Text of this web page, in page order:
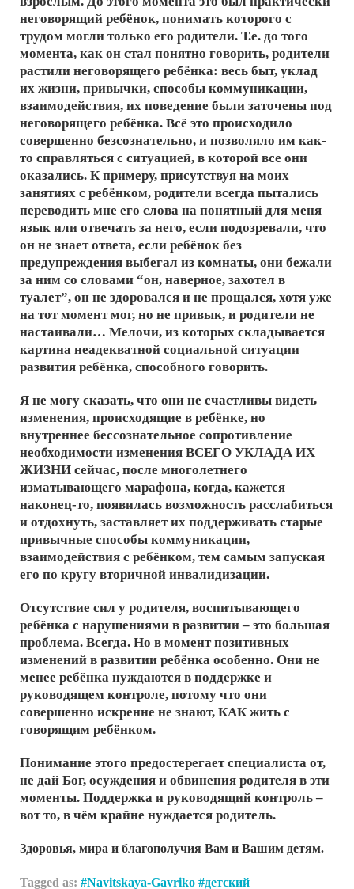
неговорящий ребёнок, понимать которого с
трудом могли только его родители. Т.е. до того
момента, как он стал понятно говорить, родители
растили неговорящего ребёнка: весь быт, уклад
их жизни, привычки, способы коммуникации,
взаимодействия, их поведение были заточены под
неговорящего ребёнка. Всё это происходило
совершенно безсознательно, и позволяло им как-
то справляться с ситуацией, в которой все они
оказались. К примеру, присутствуя на моих
занятиях с ребёнком, родители всегда пытались
переводить мне его слова на понятный для меня
язык или отвечать за него, если подозревали, что
он не знает ответа, если ребёнок без
предупреждения выбегал из комнаты, они бежали
за ним со словами “он, наверное, захотел в
туалет”, он не здоровался и не прощался, хотя уже
на тот момент мог, но не привык, и родители не
настаивали… Мелочи, из которых складывается
картина неадекватной социальной ситуации
развития ребёнка, способного говорить.
Я не могу сказать, что они не счастливы видеть
изменения, происходящие в ребёнке, но
внутреннее бессознательное сопротивление
необходимости изменения ВСЕГО УКЛАДА ИХ
ЖИЗНИ сейчас, после многолетнего
изматывающего марафона, когда, кажется
наконец-то, появилась возможность расслабиться
и отдохнуть, заставляет их поддерживать старые
привычные способы коммуникации,
взаимодействия с ребёнком, тем самым запуская
его по кругу вторичной инвалидизации.
Отсутствие сил у родителя, воспитывающего
ребёнка с нарушениями в развитии – это большая
проблема. Всегда. Но в момент позитивных
изменений в развитии ребёнка особенно. Они не
менее ребёнка нуждаются в поддержке и
руководящем контроле, потому что они
совершенно искренне не знают, КАК жить с
говорящим ребёнком.
Понимание этого предостерегает специалиста от,
не дай Бог, осуждения и обвинения родителя в эти
моменты. Поддержка и руководящий контроль –
вот то, в чём крайне нуждается родитель.
Здоровья, мира и благополучия Вам и Вашим детям.
Tagged as: Navitskaya-Gavriko
детский